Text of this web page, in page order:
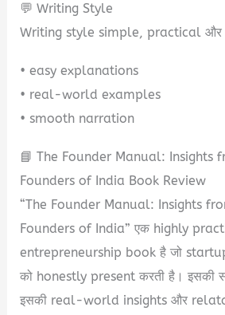
💬 Writing Style
Writing style simple, practical और
• easy explanations
• real-world examples
• smooth narration
📘 The Founder Manual: Insights
Founders of India Book Review
“The Founder Manual: Insights
Founders of India” एक highly
entrepreneurship book है जो
को honestly present करती है। इसकी
इसकी real-world insights और